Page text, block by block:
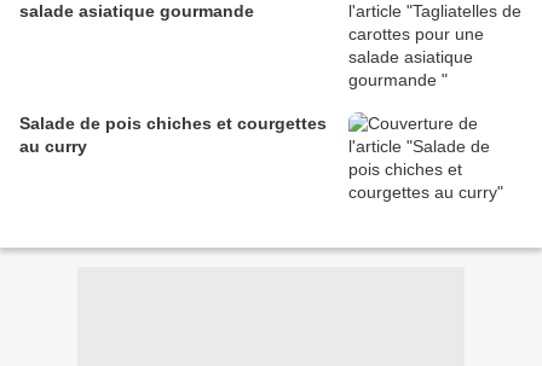
salade asiatique gourmande
Salade de pois chiches et courgettes
au curry